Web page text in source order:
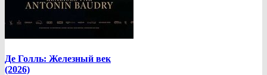
Де Голль: Железный век
(2026)